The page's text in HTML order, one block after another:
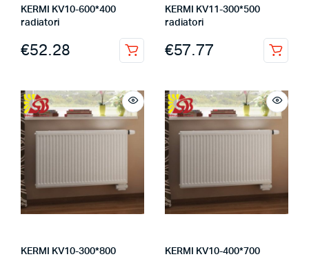
KERMI KV10-600*400
radiatori
€52.28
KERMI KV11-300*500
radiatori
€57.77
KERMI KV10-300*800 KERMI KV10-400*700